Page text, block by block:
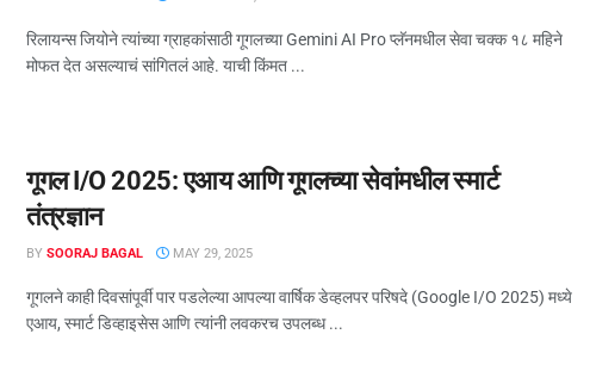
रिलायन्स जियोने त्यांच्या ग्राहकांसाठी गूगलच्या Gemini AI Pro प्लॅनमधील सेवा चक्क १८ महिने
मोफत देत असल्याचं सांगितलं आहे. याची किंमत ...
गूगल I/O 2025: एआय आणि गूगलच्या सेवांमधील स्मार्ट
तंत्रज्ञान
BY SOORAJ BAGAL MAY 29, 2025
गूगलने काही दिवसांपूर्वी पार पडलेल्या आपल्या वार्षिक डेव्हलपर परिषदे (Google I/O 2025) मध्ये
एआय, स्मार्ट डिव्हाइसेस आणि त्यांनी लवकरच उपलब्ध ...